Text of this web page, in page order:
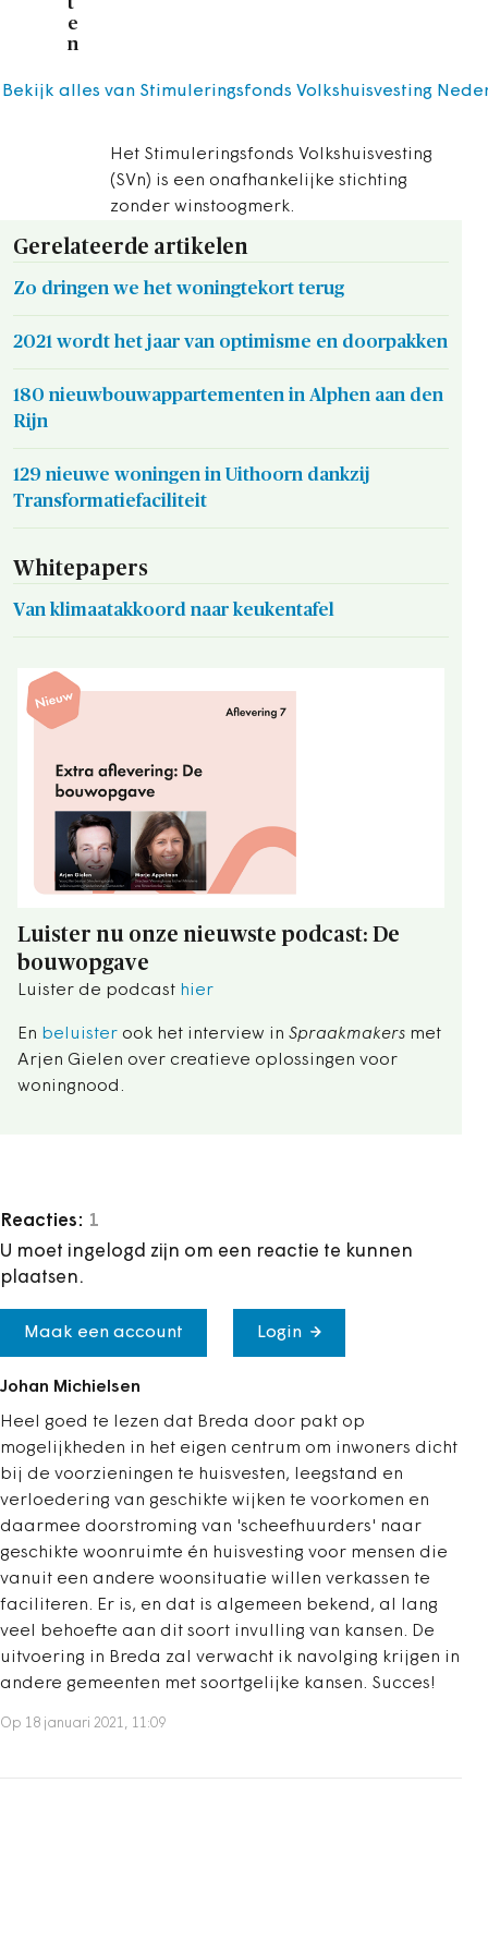
e
n
Het Stimuleringsfonds Volkshuisvesting
(SVn) is een onafhankelijke stichting
zonder winstoogmerk.
Bekijk alles van Stimuleringsfonds Volkshuisvesting
Gerelateerde artikelen
Zo dringen we het woningtekort terug
2021 wordt het jaar van optimisme en doorpakken
180 nieuwbouwappartementen in Alphen aan den
Rijn
129 nieuwe woningen in Uithoorn dankzij
Transformatiefaciliteit
Whitepapers
Van klimaatakkoord naar keukentafel
Luister nu onze nieuwste podcast: De
bouwopgave
Luister de podcast hier
En beluister ook het interview in Spraakmakers met
Arjen Gielen over creatieve oplossingen voor
woningnood.
Reacties: 1
U moet ingelogd zijn om een reactie te kunnen
plaatsen.
Maak een account Login
Johan Michielsen
Heel goed te lezen dat Breda door pakt op
mogelijkheden in het eigen centrum om inwoners dicht
bij de voorzieningen te huisvesten, leegstand en
verloedering van geschikte wijken te voorkomen en
daarmee doorstroming van 'scheefhuurders' naar
geschikte woonruimte én huisvesting voor mensen die
vanuit een andere woonsituatie willen verkassen te
faciliteren. Er is, en dat is algemeen bekend, al lang
veel behoefte aan dit soort invulling van kansen. De
uitvoering in Breda zal verwacht ik navolging krijgen in
andere gemeenten met soortgelijke kansen. Succes!
Op 18 januari 2021, 11:09